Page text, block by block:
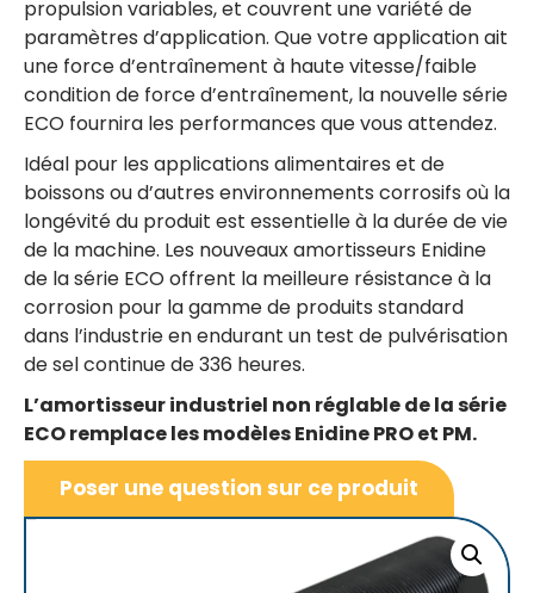
propulsion variables, et couvrent une variété de
paramètres d’application. Que votre application ait
une force d’entraînement à haute vitesse/faible
condition de force d’entraînement, la nouvelle série
ECO fournira les performances que vous attendez.
Idéal pour les applications alimentaires et de
boissons ou d’autres environnements corrosifs où la
longévité du produit est essentielle à la durée de vie
de la machine. Les nouveaux amortisseurs Enidine
de la série ECO offrent la meilleure résistance à la
corrosion pour la gamme de produits standard
dans l’industrie en endurant un test de pulvérisation
de sel continue de 336 heures.
L’amortisseur industriel non réglable de la série
ECO remplace les modèles Enidine PRO et PM.
Poser une question sur ce produit